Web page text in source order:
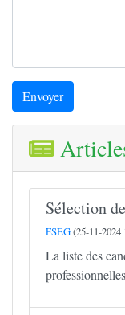
Envoyer
Sélection
FSEG(25-11-2024
La liste des